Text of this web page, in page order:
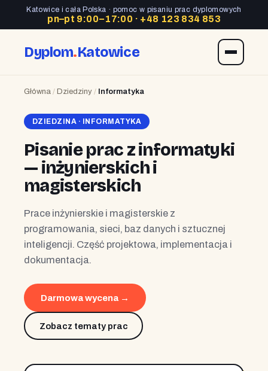
Katowice i cała Polska · pomoc w pisaniu prac dyplomowych
pn–pt 9:00–17:00 · +48 123 834 853
Dyplom.Katowice
Główna / Dziedziny / Informatyka
DZIEDZINA · INFORMATYKA
Pisanie prac z informatyki
— inżynierskich i
magisterskich
Prace inżynierskie i magisterskie z
programowania, sieci, baz danych i sztucznej
inteligencji. Część projektowa, implementacja i
dokumentacja.
Darmowa wycena →
Zobacz tematy prac